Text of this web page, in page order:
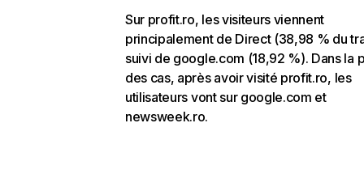
Sur profit.ro, les visiteurs viennent
principalement de Direct (38,98 % du
suivi de google.com (18,92 %). Dans la
des cas, après avoir visité profit.ro, les
utilisateurs vont sur google.com et
newsweek.ro.